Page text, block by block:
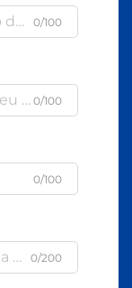
0/100
0/100
0/100
0/200